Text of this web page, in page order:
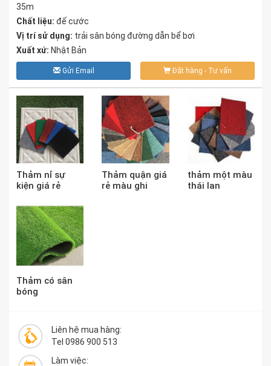
35m
Chất liệu: đế cước
Vị trí sử dụng: trải sân bóng đường dẫn bể bơi
Xuất xứ: Nhật Bản
Gửi Email Đặt hàng - Tư vấn
Thảm nỉ sự
kiện giá rẻ
Thảm quận giá
rẻ màu ghi
thảm một màu
thái lan
Thảm có sân
bóng
Liên hệ mua hàng:
Tel 0986 900 513
Làm việc: